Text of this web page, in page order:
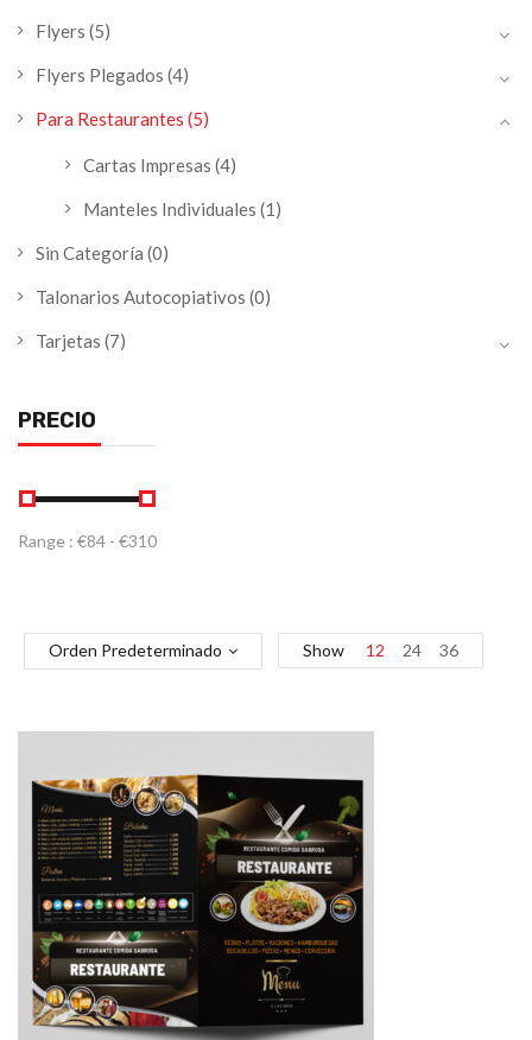
Flyers (5)
Flyers Plegados (4)
Para Restaurantes (5)
Cartas Impresas (4)
Manteles Individuales (1)
Sin Categoría (0)
Talonarios Autocopiativos (0)
Tarjetas (7)
PRECIO
Range : €84 - €310
Orden Predeterminado Show 12 24 36